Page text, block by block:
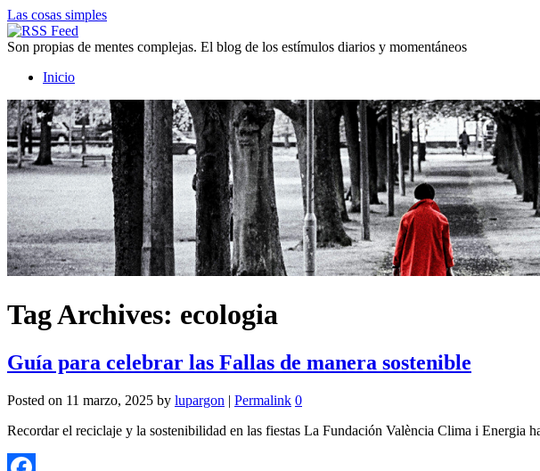
Las cosas simples
Son propias de mentes complejas. El blog de los estímulos diarios y momentáneos
Inicio
Tag Archives: ecologia
Guía para celebrar las Fallas de manera sostenible
Posted on 11 marzo, 2025 by lupargon | Permalink 0
Recordar el reciclaje y la sostenibilidad en las fiestas La Fundación València Clima i Energia